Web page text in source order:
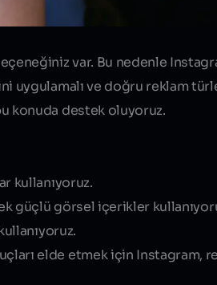
var. Bu nedenle
ve doğru reklam
konuda destek oluyoruz.
kullanıyoruz.
güçlü görsel içerikler
elde etmek için Instagram,